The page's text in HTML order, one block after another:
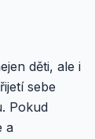
děti, ale i
sebe
Pokud
a